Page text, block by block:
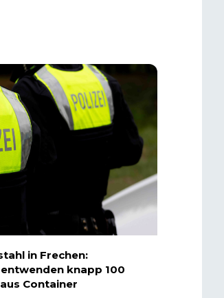
in Frechen:
knapp 100
Container